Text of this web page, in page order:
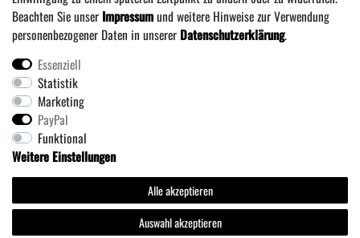
Über uns
Vertrag wiederrufen
* Alle Preise inklusive MwSt. zzgl. Versandkosten
** Bei Variantenartikeln mit unterschiedlichen Preisen pro Variante bezieht sich die
angegebene UVP auf die Variante mit dem niedrigsten Preis. Die UVP zu den weiteren
Varianten wird bei Klick auf die jeweilige Variante angezeigt.
Carp Killers © Copyright 2026 | Alle Rechte vorbehalten.
Beachten Sie unser Impressumund weitere Hinweise zur Verwendung
personenbezogener Daten in unserer Daten­schutz­erklärung.
Essenziell
Statistik
Marketing
PayPal
Funktional
Weitere Einstellungen
Alle akzeptieren
Auswahl akzeptieren